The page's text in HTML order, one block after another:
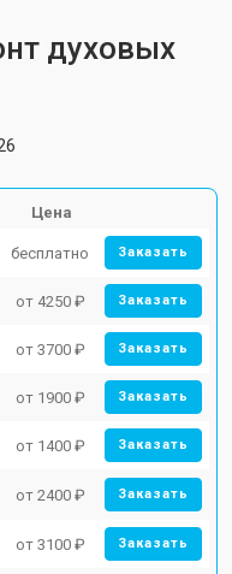
духовых
Цена
бесплатно Заказать
от 4250 ₽ Заказать
от 3700 ₽ Заказать
от 1900 ₽ Заказать
от 1400 ₽ Заказать
от 2400 ₽ Заказать
от 3100 ₽ Заказать